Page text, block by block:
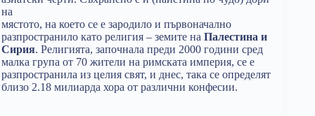
на
мястото, на което се е зародило и първоначално
разпространило като религия – земите на Палестина и
Сирия. Религията, започнала преди 2000 години сред
малка група от 70 жители на римската империя, се е
разпространила из целия свят, и днес, така се определят
близо 2.18 милиарда хора от различни конфесии.